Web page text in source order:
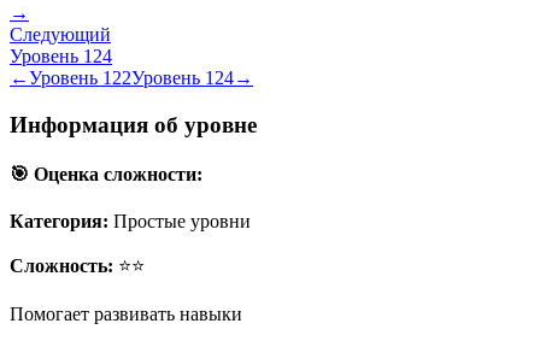
→
Следующий
Уровень 124
←Уровень 122Уровень 124→
Информация об уровне
🎯 Оценка сложности:
Категория: Простые уровни
Сложность: ⭐⭐
Помогает развивать навыки